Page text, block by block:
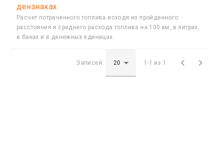
дензнаках
Расчет потраченного топлива исходя из пройденного
расстояния и среднего расхода топлива на 100 км, в литрах,
в баках и в денежных единицах.
Записей: 1-1 из 1  